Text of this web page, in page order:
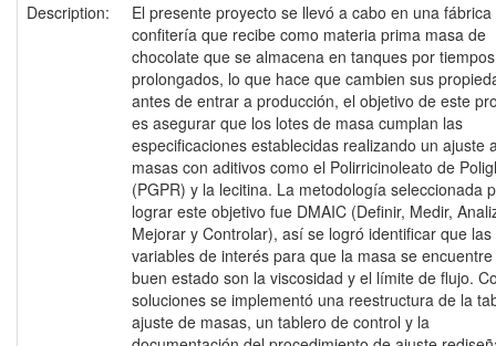
Description:
El presente proyecto se llevó a cabo en una fábrica
confitería que recibe como materia prima masa de
chocolate que se almacena en tanques por tiempos
prolongados, lo que hace que cambien sus
antes de entrar a producción, el objetivo de este
es asegurar que los lotes de masa cumplan las
especificaciones establecidas realizando un ajuste
masas con aditivos como el Polirricinoleato de
(PGPR) y la lecitina. La metodología seleccionada
lograr este objetivo fue DMAIC (Definir, Medir,
Mejorar y Controlar), así se logró identificar que las
variables de interés para que la masa se
buen estado son la viscosidad y el límite de flujo.
soluciones se implementó una reestructura de la
ajuste de masas, un tablero de control y la